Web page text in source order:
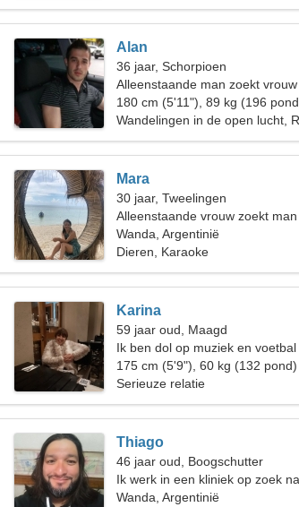
Alan
36 jaar, Schorpioen
Alleenstaande man zoekt
180 cm (5'11"), 89 kg (196
Wandelingen in de open lucht,
Mara
30 jaar, Tweelingen
Alleenstaande vrouw zoekt
Wanda, Argentinië
Dieren, Karaoke
Karina
59 jaar oud, Maagd
Ik ben dol op muziek en voetbal
175 cm (5'9"), 60 kg (132 pond)
Serieuze relatie
Thiago
46 jaar oud, Boogschutter
Ik werk in een kliniek op zoek
vrouw
Wanda, Argentinië